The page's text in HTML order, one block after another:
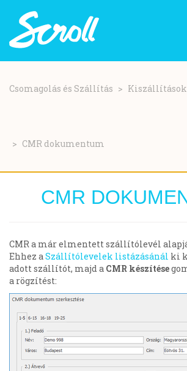
tartalomra
Csomagolás és Szállítás Kiszállítások
CMR dokumentum
CMR
CMR a már elmentett szállítólevél
Ehhez aSzállítólevelek listázásánál ki
adott szállítót, majd a CMR készítése
a rögzítést: